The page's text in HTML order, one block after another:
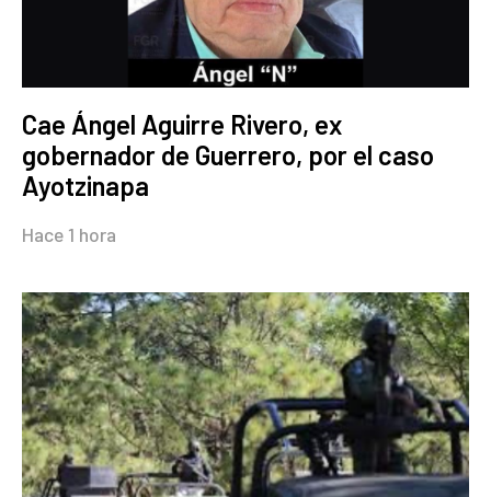
Cae Ángel Aguirre Rivero, ex
gobernador de Guerrero, por el caso
Ayotzinapa
Hace 1 hora